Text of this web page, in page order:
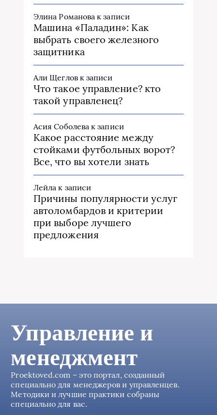
Элина Романова к записи
Машина «Паладин»: Как
выбрать своего железного
защитника
Али Щегловк записи
Что такое управление? кто
такой управленец?
Асия Соболева к записи
Какое расстояние между
стойками футбольных ворот?
Все, что вы хотели знать
Лейла к записи
Причины популярности услуг
автоломбардов и критерии
при выборе лучшего
предложения
Управление и
менеджмент
Proektoved.com – это портал, созданный
специально для менеджеров и управленцев.
Методики и лучшие практики собраны
специально для вас.